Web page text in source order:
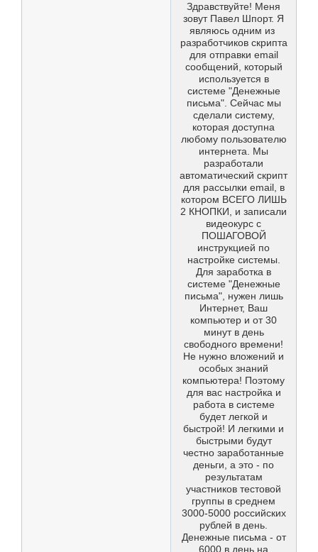
Здравствуйте! Меня
зовут Павел Шпорт. Я
являюсь одним из
разработчиков скрипта
для отправки email
сообщений, который
используется в
системе "Денежные
письма". Сейчас мы
сделали систему,
которая доступна
любому пользователю
интернета. Мы
разработали
автоматический скрипт
для рассылки email, в
котором ВСЕГО ЛИШЬ
2 КНОПКИ, и записали
видеокурс с
ПОШАГОВОЙ
инструкцией по
настройке системы.
Для заработка в
системе "Денежные
письма", нужен лишь
Интернет, Ваш
компьютер и от 30
минут в день
свободного времени!
Не нужно вложений и
особых знаний
компьютера! Поэтому
для вас настройка и
работа в системе
будет легкой и
быстрой! И легкими и
быстрыми будут
честно заработанные
деньги, а это - по
результатам
участников тестовой
группы в среднем
3000-5000 российских
рублей в день.
Денежные письма - от
6000 в день на